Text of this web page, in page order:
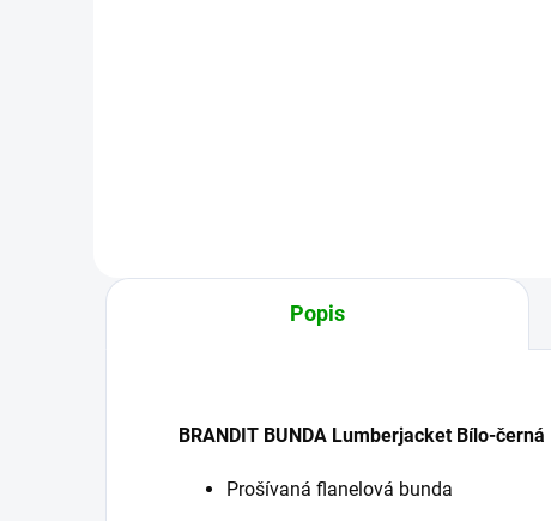
Popis
BRANDIT BUNDA Lumberjacket Bílo-černá
Prošívaná flanelová bunda